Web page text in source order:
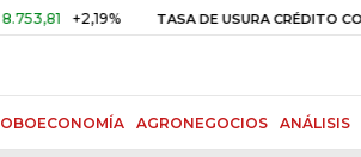
+2,19% TASA DE USURA CRÉDITO CONSUMO
AGRONEGOCIOS ANÁLISIS